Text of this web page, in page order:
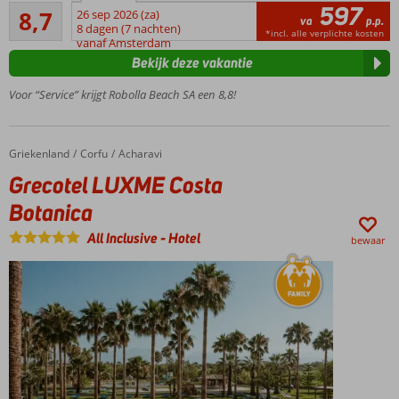
met
geweldig
uitzicht
aan het
strand
gelegen
zwembaden
Halfpension
ook
mogelijk
8,7
Aanrader
30
beoordelingen
26 sep 2026 (za)
8 dagen (7 nachten)
vanaf Amsterdam
va 597 p.p.
*incl. alle verplichte kosten
Voor “Service” krijgt Robolla Beach SA een 8,8!
Bekijk deze vakantie
Home
Griekenland Corfu Acharavi
Grecotel LUXME Costa Botanica
Grecotel LUXME Costa
Botanica
All Inclusive-Hotel bewaar